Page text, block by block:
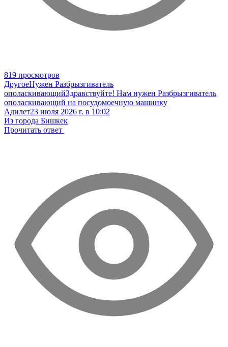
819 просмотров
ДругоеНужен Разбрызгиватель
ополаскивающийЗдравствуйте! Нам нужен Разбрызгиватель
ополаскивающий на посудомоечную машинку
Адилет23 июля 2026 г. в 10:02
Из города Бишкек
Прочитать ответ